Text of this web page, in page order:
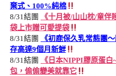
棄式、100%純棉
8/31結團
《十月被/山山枕/童
袋上市贈可愛提袋
8/31結團
《初鹿保久乳常態團
存高達9個月新鮮
8/31結團
《日本NIPPI膠原蛋
包，偷偷變美就靠它